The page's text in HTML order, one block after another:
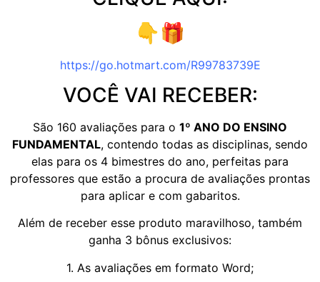
👇🎁
https://go.hotmart.com/R99783739E
VOCÊ VAI RECEBER:
São 160 avaliações para o 1º ANO DO ENSINO
FUNDAMENTAL, contendo todas as disciplinas, sendo
elas para os 4 bimestres do ano, perfeitas para
professores que estão a procura de avaliações prontas
para aplicar e com gabaritos.
Além de receber esse produto maravilhoso, também
ganha 3 bônus exclusivos:
1. As avaliações em formato Word;